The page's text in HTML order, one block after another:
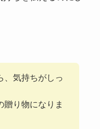
、気持ちがしっ
贈り物になりま